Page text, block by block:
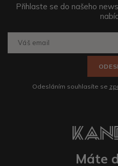
Přihlaste se do našeho
Odesláním souhlasíte se
Máte